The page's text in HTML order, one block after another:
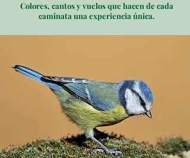
Colores, cantos y vuelos que hacen de cada
caminata una experiencia única.